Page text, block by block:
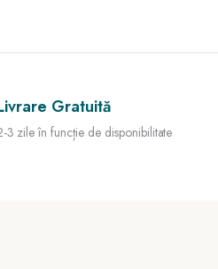
Gratuită
3 zile în funcție de disponibilitate